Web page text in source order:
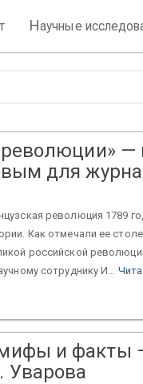
Научные
революции» —
для
революция 1789
Как отмечали ее
российской
сотруднику И...
мифы и факты
Уварова